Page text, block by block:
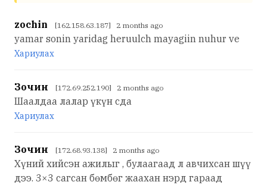
zochin [162.158.63.187] 2 months ago
yamar sonin yaridag heruulch mayagiin nuhur ve
Хариулах
Зочин [172.69.252.190] 2 months ago
Шаалдаа лалар үкүн сда
Хариулах
Зочин [172.68.93.138] 2 months ago
Хүний хийсэн ажилыг , булаагаад л авчихсан шүү
дээ. 3×3 сагсан бөмбөг жаахан нэрд гараад